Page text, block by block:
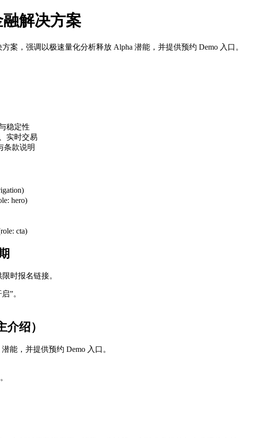
解决方案
案，强调以极速量化分析释放 Alpha 潜能，并提供预约 Demo 入口。
稳定性
实时交易
条款说明
hero)
cta)
时报名链接。
”。
绍）
能，并提供预约 Demo 入口。